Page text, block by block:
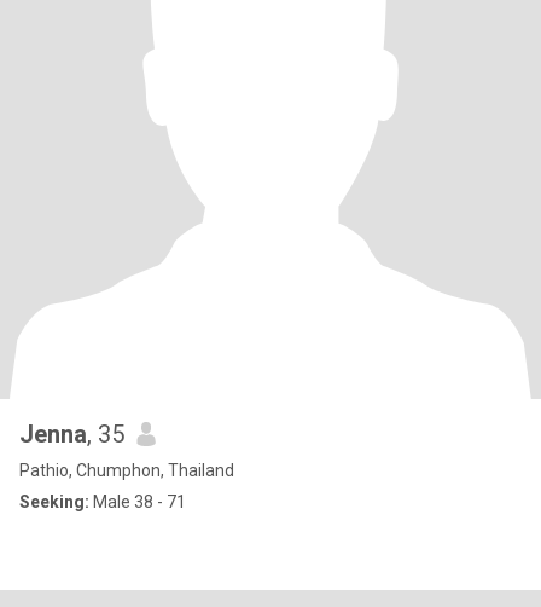
Jenna, 35
Pathio, Chumphon, Thailand
Seeking: Male 38 - 71